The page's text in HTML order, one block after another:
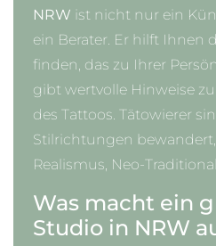
NRW ist nicht nur ein
ein Berater. Er hilft Ihnen
finden, das zu Ihrer
gibt wertvolle Hinweise
des Tattoos. Tätowierer
Stilrichtungen
Realismus, Neo-
Was macht ein
Studio in NRW